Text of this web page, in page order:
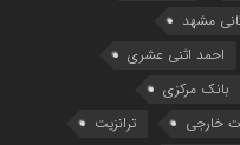
مشهد
احمد اثنی عشری
بانک مرکزی
خارجی
ترانزیت